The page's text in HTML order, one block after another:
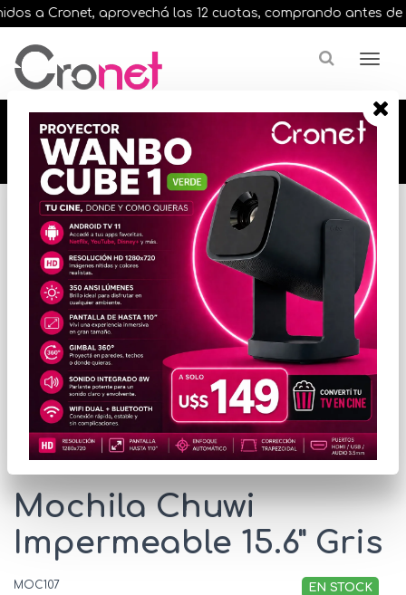
a Cronet, aprovechá las 12 cuotas, comprando antes de
🔥🔥🔥 12 cuotas, en todos nuestros artículos,
comprando antes de las 13 hrs. envíos en el
día 🔥🔥🔥
Inicio
VARIOS INFORMATICA
ACCESORIOS VARIOS
* Las imágenes se exhiben con fines ilustrativos.
Mochila Chuwi
Impermeable 15.6" Gris
MOC107 EN STOCK